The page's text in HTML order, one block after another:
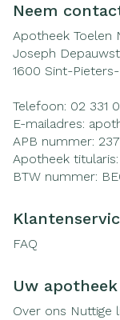
Neem
Apotheek Toelen
Joseph
1600 Sint-
Telefoon: 02 331
E-mailadres:
APB nummer:
Apotheek titularis:
BTW nummer:
FAQ
Uw apotheek
Over ons Nuttige